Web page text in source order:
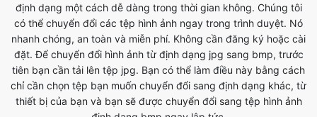
tiên bạn cần tải lên tệp jpg. Bạn có thể làm điều này bằng cách
chỉ cần chọn tệp bạn muốn chuyển đổi sang định dạng khác, từ
thiết bị của bạn và bạn sẽ được chuyển đổi sang tệp hình ảnh
định dạng bmp ngay lập tức.